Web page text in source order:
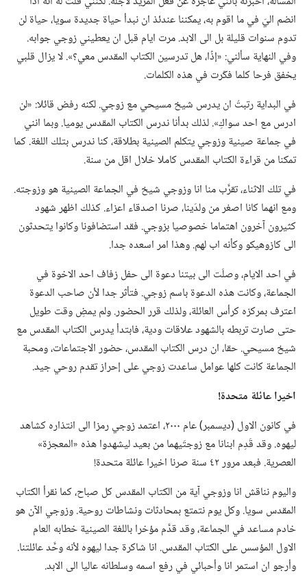
انضم اليّ في ما اقوم به،‏ يمكننا عندئذ ان نبدأ حياة جديدة سويا،‏ حياة لن
تدوم سنوات قليلة بل الى الابد.‏ مرت ايام قبل ان يعطيني زوجي جوابه.‏
وفي النهاية سألني:‏ «إذًا،‏ هل تدرسين الكتاب المقدس معي؟‏».‏ لا يزال قلبي
يخفق فرحا كلما فكّرت في هذه الكلمات.‏
في البداية رتبتُ ان يدرس شيخ مسيحي مع زوجي.‏ لكنه رفض قائلا:‏ «لن
ادرس مع احد سواكِ».‏ لذلك بدأنا ندرس الكتاب المقدس يوميا.‏ وبما انني
في جماعة صينية وزوجي يتكلم الصينية بطلاقة،‏ كنا ندرس بتلك اللغة.‏ كما
تمكنا من قراءة الكتاب المقدس كاملا خلال اقل من سنة.‏
في تلك الاثناء،‏ تقرَّب منا انا وزوجي شيخ في الجماعة الصينية هو وزوجته.‏
ومع انهما كانا اصغر من ولدَينا،‏ صرنا اصدقاء اعزاء.‏ كذلك اظهر شهود
كثيرون آخرون اهتماما خصوصيا بزوجي.‏ فقد استضافونا وكانوا يتحدثون
الى كازوهيكو وكأنه اب لهم.‏ وهذا امر اسعده جدا.‏
في احد الايام،‏ وصلَت الى بيتنا دعوة الى حفل زفاف احد الاخوة في
الجماعة،‏ وكانت هذه الدعوة باسم زوجي.‏ فتأثر جدا لأن صاحب الدعوة
اعترف بمركزه كرأس العائلة،‏ ولذلك قرر الحضور.‏ ولم يمضِ وقت طويل
حتى صارت تربطه بالشهود علاقات ودية،‏ فابتدأ يدرس الكتاب المقدس مع
شيخ مسيحي.‏ حقا،‏ ان درس الكتاب المقدس،‏ حضور الاجتماعات،‏ ومحبة
الجماعة كانت كلها عوامل ساعدت زوجي على إحراز تقدم روحي جيد.‏
اخيرا عائلة متحدة!‏
في كانون الاول (‏ديسمبر)‏ عام ٢٠٠٠،‏ اعتمد زوجي رمزا الى انتذاره كشاهد
ليهوه.‏ وقد قَدِم ابنانا مع زوجتَيهما من بعيد ليشهدوا هذه «المعجزة»
العصرية.‏ فبعد مرور ٤٢ سنة صرنا اخيرا عائلة متحدة!‏
واليوم نناقش انا وزوجي آية من الكتاب المقدس كل صباح،‏ كما نقرأ الكتاب
المقدس سويا.‏ وكل يوم نتمتع بمحادثات ونشاطات روحية.‏ وزوجي الآن هو
خادم مساعد في الجماعة،‏ وقد قدَّم مؤخرا باللغة الصينية خطابه العام
الاول المؤسس على الكتاب المقدس.‏ انا شاكرة جدا ليهوه لأنه وحَّد عائلتنا.‏
وأرجو ان استمر انا وأحبائي في رفع اسمه وسلطانه عاليا الى الابد.‏